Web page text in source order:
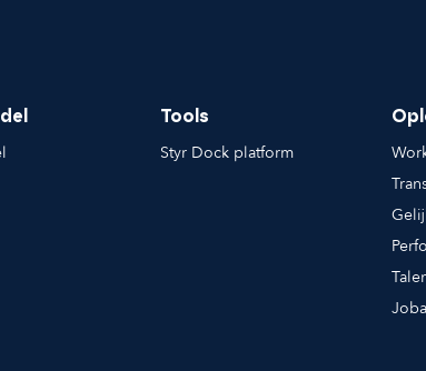
Tools
Styr Dock platform